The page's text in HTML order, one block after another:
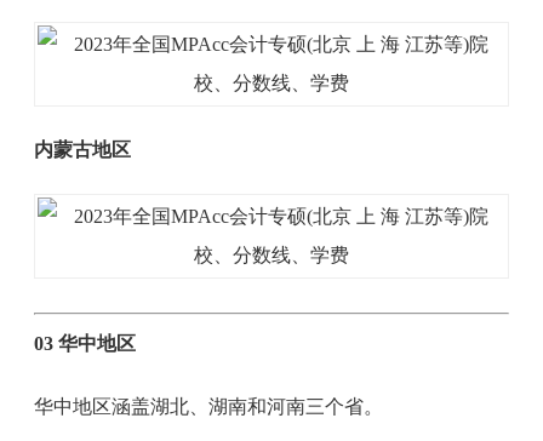
内蒙古地区
03 华中地区
华中地区涵盖湖北、湖南和河南三个省。